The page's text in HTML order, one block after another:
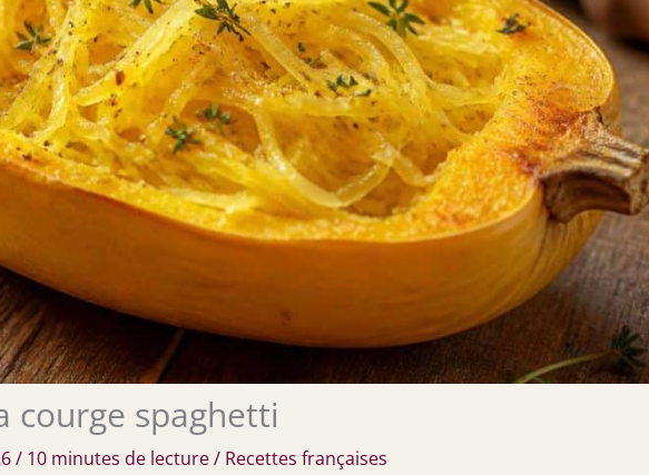
courge spaghetti
/ 10 minutes de lecture/ Recettes françaises